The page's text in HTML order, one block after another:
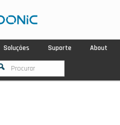
Soluções Suporte About